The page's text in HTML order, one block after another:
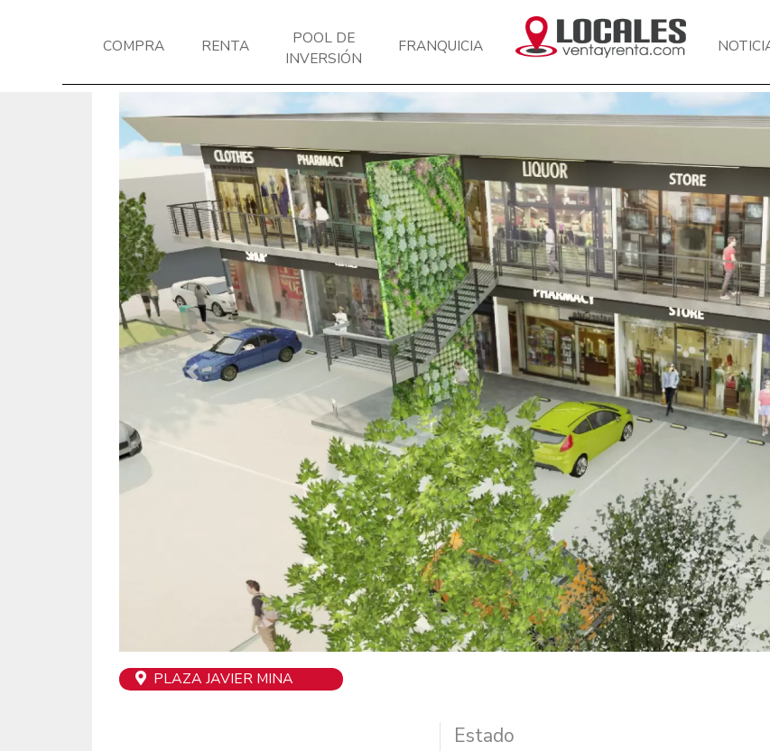
COMPRA RENTA
POOL DE
INVERSIÓN
FRANQUICIA
Previous
PLAZA JAVIER MINA
Estado